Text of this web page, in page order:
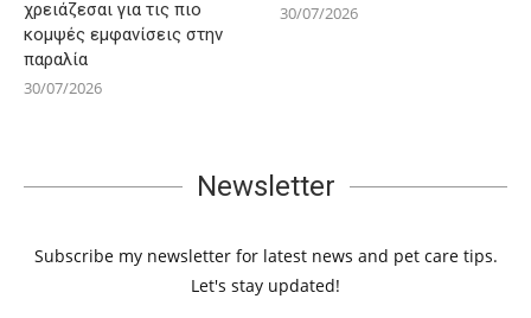
χρειάζεσαι για τις πιο
κομψές εμφανίσεις στην
παραλία
30/07/2026
30/07/2026
Newsletter
Subscribe my newsletter for latest news and pet care tips.
Let's stay updated!